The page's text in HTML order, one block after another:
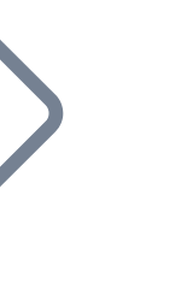
entreprise et
et